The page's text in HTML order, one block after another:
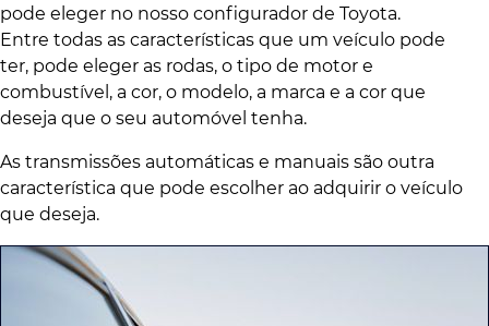
pode eleger no nosso configurador de Toyota.
Entre todas as características que um veículo pode
ter, pode eleger as rodas, o tipo de motor e
combustível, a cor, o modelo, a marca e a cor que
deseja que o seu automóvel tenha.
As transmissões automáticas e manuais são outra
característica que pode escolher ao adquirir o veículo
que deseja.